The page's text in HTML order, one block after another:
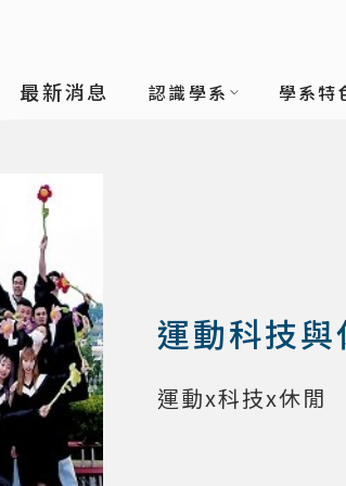
最新消息 認識學系 學系特
運動科技
運動x科技x休閒